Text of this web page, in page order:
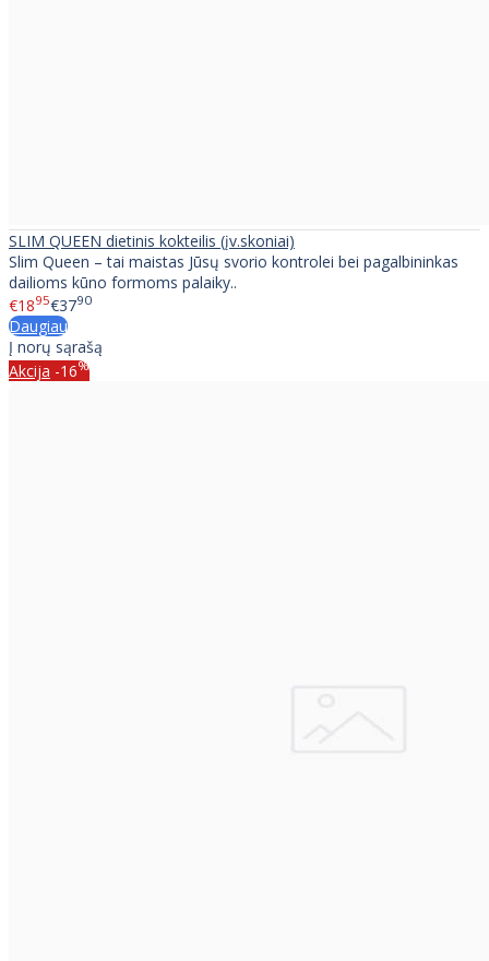
SLIM QUEEN dietinis kokteilis (įv.skoniai)
Slim Queen – tai maistas Jūsų svorio kontrolei bei pagalbininkas
dailioms kūno formoms palaiky..
€1895€3790
Daugiau
Į norų sąrašą
Akcija -16%